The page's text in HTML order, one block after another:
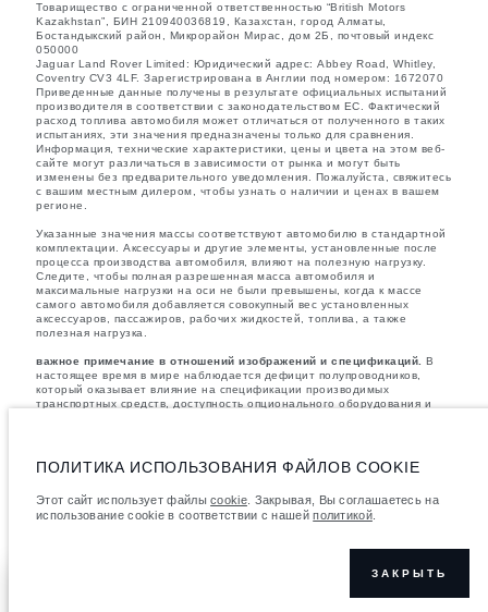
Товарищество с ограниченной ответственностью “British Motors
Kazakhstan”, БИН 210940036819, Казахстан, город Алматы,
Бостандыкский район, Микрорайон Мирас, дом 2Б, почтовый индекс
050000
Jaguar Land Rover Limited: Юридический адрес: Abbey Road, Whitley,
Coventry CV3 4LF. Зарегистрирована в Англии под номером: 1672070
Приведенные данные получены в результате официальных испытаний
производителя в соответствии с законодательством ЕС. Фактический
расход топлива автомобиля может отличаться от полученного в таких
испытаниях, эти значения предназначены только для сравнения.
Информация, технические характеристики, цены и цвета на этом веб-
сайте могут различаться в зависимости от рынка и могут быть
изменены без предварительного уведомления. Пожалуйста, свяжитесь
с вашим местным дилером, чтобы узнать о наличии и ценах в вашем
регионе.
Указанные значения массы соответствуют автомобилю в стандартной
комплектации. Аксессуары и другие элементы, установленные после
процесса производства автомобиля, влияют на полезную нагрузку.
Следите, чтобы полная разрешенная масса автомобиля и
максимальные нагрузки на оси не были превышены, когда к массе
самого автомобиля добавляется совокупный вес установленных
аксессуаров, пассажиров, рабочих жидкостей, топлива, а также
полезная нагрузка.
важное примечание в отношений изображений и спецификаций. В
настоящее время в мире наблюдается дефицит полупроводников,
который оказывает влияние на спецификации производимых
транспортных средств, доступность опционального оборудования и
цветовым схемам автомобилей. Подробную информацию о
действующих ограничениях уточняйте у авторизованных дилеров.
Указанные цены включают налог на добавленную стоимость (НДС).
Цены действительны только для моделей 2026 года.
ПОЛИТИКА ИСПОЛЬЗОВАНИЯ ФАЙЛОВ COOKIE
Этот сайт использует файлыcookie. Закрывая, Вы соглашаетесь на
использование cookie в соответствии с нашейполитикой.
ЗАКРЫТЬ
АВТОМОБИЛИ